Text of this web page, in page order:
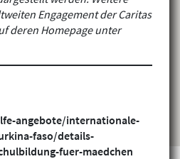
Engagement der Caritas
deren Homepage unter
angebote/internationale-
faso/details-
fuer-maedchen